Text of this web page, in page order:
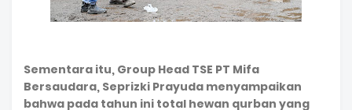
Sementara itu, Group Head TSE PT Mifa
Bersaudara, Seprizki Prayuda menyampaikan
bahwa pada tahun ini total hewan qurban yang